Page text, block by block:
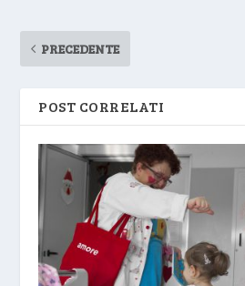
PRECEDENTE
POST CORRELATI